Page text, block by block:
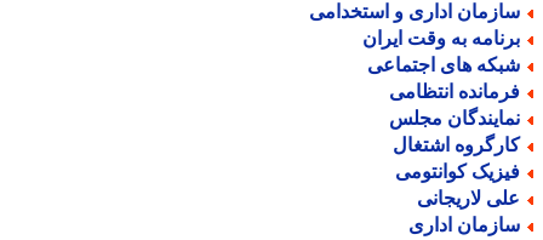
اداری و استخدامی
به وقت ایران
های اجتماعی
انتظامی
مجلس
اشتغال
کوانتومی
لاریجانی
اداری